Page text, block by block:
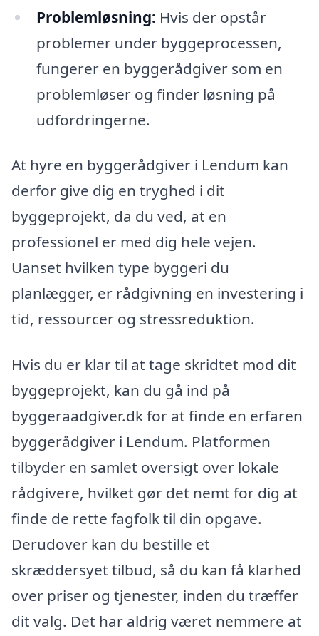
Problemløsning: Hvis der opstår
problemer under byggeprocessen,
fungerer en byggerådgiver som en
problemløser og finder løsning på
udfordringerne.
At hyre en byggerådgiver i Lendum kan
derfor give dig en tryghed i dit
byggeprojekt, da du ved, at en
professionel er med dig hele vejen.
Uanset hvilken type byggeri du
planlægger, er rådgivning en investering i
tid, ressourcer og stressreduktion.
Hvis du er klar til at tage skridtet mod dit
byggeprojekt, kan du gå ind på
byggeraadgiver.dk for at finde en erfaren
byggerådgiver i Lendum. Platformen
tilbyder en samlet oversigt over lokale
rådgivere, hvilket gør det nemt for dig at
finde de rette fagfolk til din opgave.
Derudover kan du bestille et
skræddersyet tilbud, så du kan få klarhed
over priser og tjenester, inden du træffer
dit valg. Det har aldrig været nemmere at